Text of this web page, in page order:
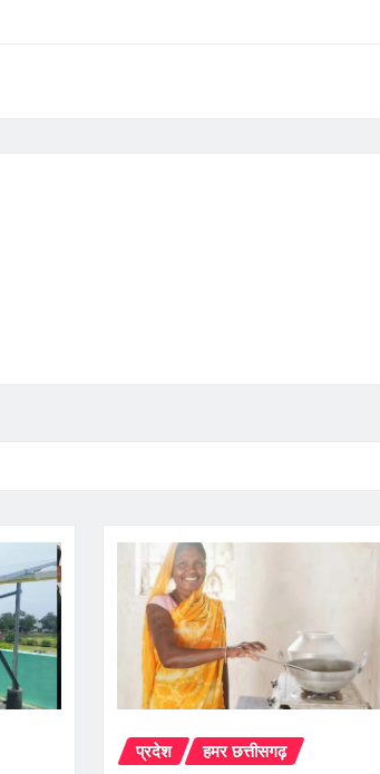
प्रदेश हमर छत्तीसगढ़